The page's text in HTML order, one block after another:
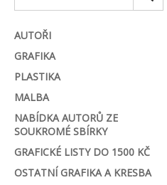
AUTOŘI
GRAFIKA
PLASTIKA
MALBA
NABÍDKA AUTORŮ ZE
SOUKROMÉ SBÍRKY
GRAFICKÉ LISTY DO 1500 KČ
OSTATNÍ GRAFIKA A KRESBA